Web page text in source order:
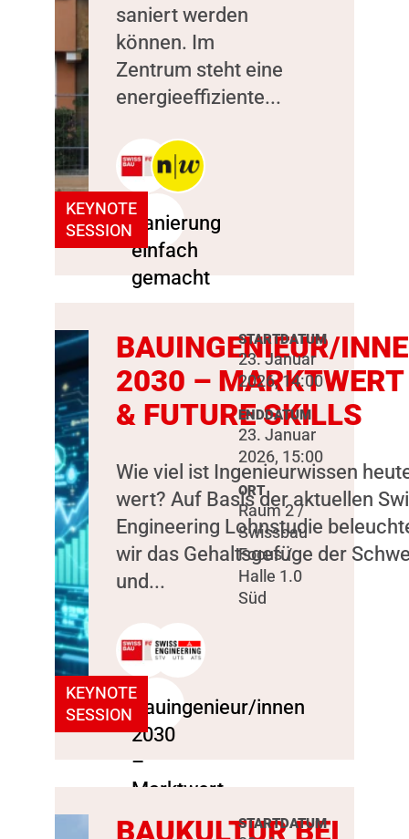
KEYNOTE
SESSION
saniert werden
können. Im
Zentrum steht eine
energieeffiziente...
KEYNOTE
SESSION
BAUINGENIEUR/
2030 – MARKTWERT
& FUTURE SKILLS
Wie viel ist Ingenieurwissen
wert? Auf Basis der aktuellen
Engineering Lohnstudie
wir das Gehaltsgefüge der
und...
STARTDATUM
23. Januar
2026, 14:00
ENDDATUM
23. Januar
2026, 15:00
ORT
Raum 2 /
Swissbau
Focus /
Halle 1.0
Süd
BAUKULTUR BEI
STARTDATUM